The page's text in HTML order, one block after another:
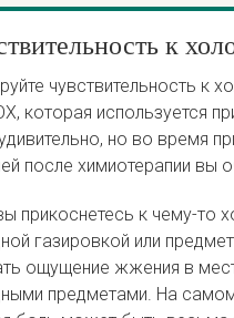
к
чувствительность к
которая используется
но во время
после химиотерапии вы
прикоснетесь к чему-то
газировкой или
ощущение жжения в
предметами. На